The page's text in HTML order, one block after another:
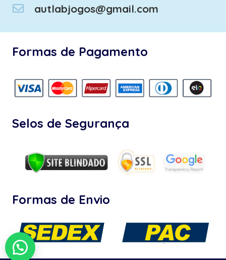
autlabjogos@gmail.com
Formas de Pagamento
Selos de Segurança
Formas de Envio